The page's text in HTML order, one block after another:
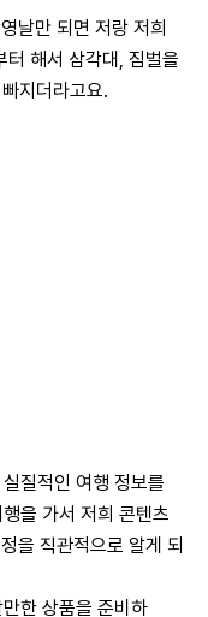
날만 되면 저랑 저희
터 해서 삼각대, 짐벌을
지더라고요.
질적인 여행 정보를
을 가서 저희 콘텐츠
을 직관적으로 알게 되
한 상품을 준비하